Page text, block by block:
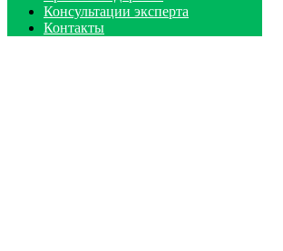
Консультации эксперта
Контакты